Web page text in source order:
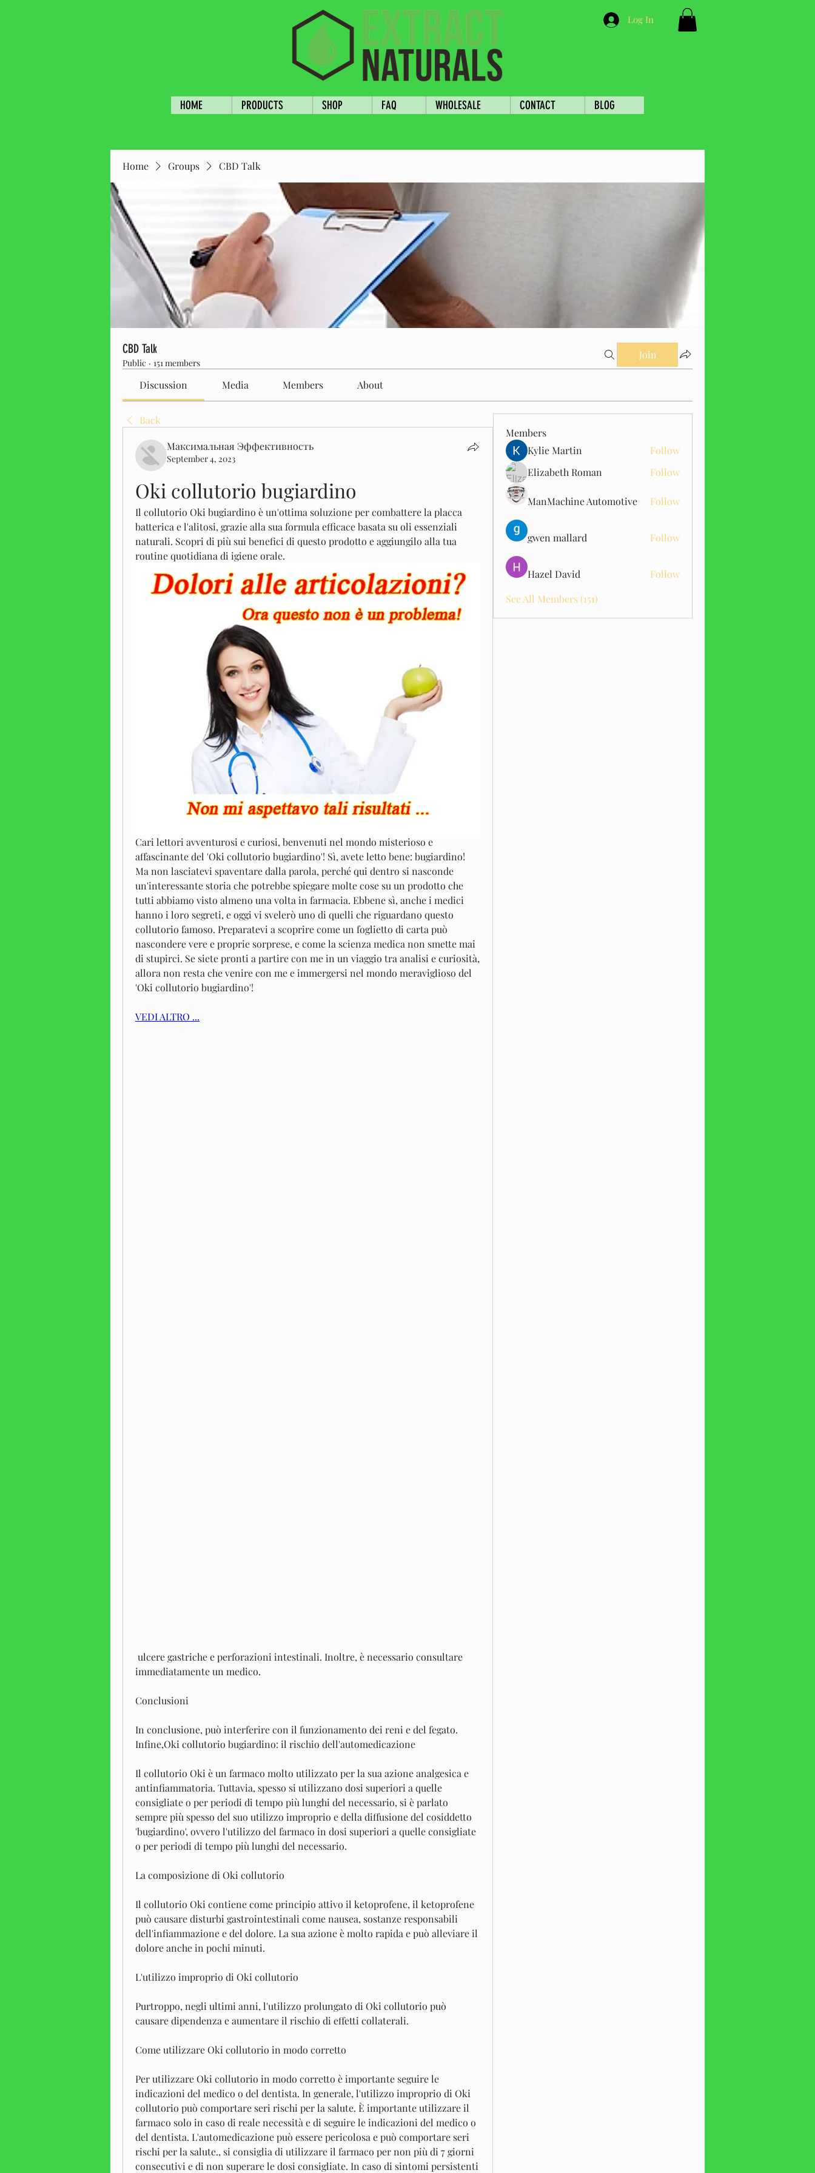
Log In
HOME PRODUCTS SHOP FAQ WHOLESALE CONTACT BLOG
Home Groups CBD Talk
CBD Talk
Public · 151 members
Join
Discussion Media Members About
Back
Максимальная Эффективность
September 4, 2023
Oki collutorio bugiardino
Il collutorio Oki bugiardino è un'ottima soluzione per combattere la placca
batterica e l'alitosi, grazie alla sua formula efficace basata su oli essenziali
naturali. Scopri di più sui benefici di questo prodotto e aggiungilo alla tua
routine quotidiana di igiene orale.
Cari lettori avventurosi e curiosi, benvenuti nel mondo misterioso e
affascinante del 'Oki collutorio bugiardino'! Sì, avete letto bene: bugiardino!
Ma non lasciatevi spaventare dalla parola, perché qui dentro si nasconde
un'interessante storia che potrebbe spiegare molte cose su un prodotto che
tutti abbiamo visto almeno una volta in farmacia. Ebbene sì, anche i medici
hanno i loro segreti, e oggi vi svelerò uno di quelli che riguardano questo
collutorio famoso. Preparatevi a scoprire come un foglietto di carta può
nascondere vere e proprie sorprese, e come la scienza medica non smette mai
di stupirci. Se siete pronti a partire con me in un viaggio tra analisi e curiosità,
allora non resta che venire con me e immergersi nel mondo meraviglioso del
'Oki collutorio bugiardino'!
VEDI ALTRO ...
immediatamente un medico.
Conclusioni
In conclusione, può interferire con il funzionamento dei reni e del fegato.
Infine,Oki collutorio bugiardino: il rischio dell'automedicazione
Il collutorio Oki è un farmaco molto utilizzato per la sua azione analgesica e
antinfiammatoria. Tuttavia, spesso si utilizzano dosi superiori a quelle
consigliate o per periodi di tempo più lunghi del necessario, si è parlato
sempre più spesso del suo utilizzo improprio e della diffusione del cosiddetto
'bugiardino', ovvero l'utilizzo del farmaco in dosi superiori a quelle consigliate
o per periodi di tempo più lunghi del necessario.
La composizione di Oki collutorio
Il collutorio Oki contiene come principio attivo il ketoprofene, il ketoprofene
può causare disturbi gastrointestinali come nausea, sostanze responsabili
dell'infiammazione e del dolore. La sua azione è molto rapida e può alleviare il
dolore anche in pochi minuti.
L'utilizzo improprio di Oki collutorio
Purtroppo, negli ultimi anni, l'utilizzo prolungato di Oki collutorio può
causare dipendenza e aumentare il rischio di effetti collaterali.
Come utilizzare Oki collutorio in modo corretto
Per utilizzare Oki collutorio in modo corretto è importante seguire le
indicazioni del medico o del dentista. In generale, l'utilizzo improprio di Oki
collutorio può comportare seri rischi per la salute. È importante utilizzare il
farmaco solo in caso di reale necessità e di seguire le indicazioni del medico o
del dentista. L'automedicazione può essere pericolosa e può comportare seri
rischi per la salute., si consiglia di utilizzare il farmaco per non più di 7 giorni
consecutivi e di non superare le dosi consigliate. In caso di sintomi persistenti
Members
Kylie Martin
Follow
Elizabeth Roman
Follow
ManMachine Automotive Follow
gwen mallard Follow
Hazel David
Follow
See All Members (151)